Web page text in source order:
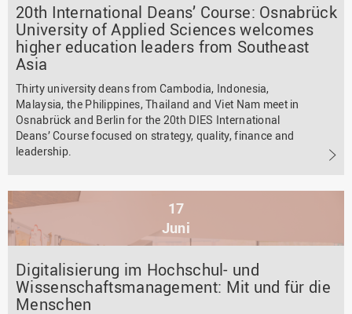
20th International Deans’ Course: Osnabrück
University of Applied Sciences welcomes
higher education leaders from Southeast
Asia
Thirty university deans from Cambodia, Indonesia,
Malaysia, the Philippines, Thailand and Viet Nam meet in
Osnabrück and Berlin for the 20th DIES International
Deans’ Course focused on strategy, quality, finance and
leadership.
17
Juni
Digitalisierung im Hochschul- und
Wissenschaftsmanagement: Mit und für die
Menschen